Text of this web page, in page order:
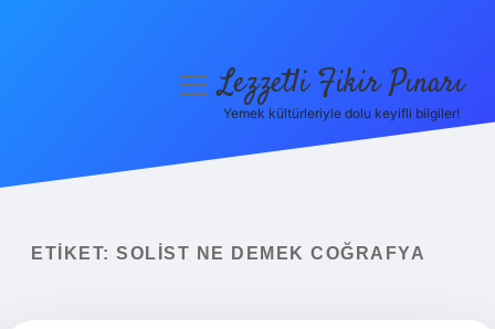
Yasal Uyarı
menüyüLezzetli Fikir Pınarı
Yemek kültürleriyle dolu keyifli bilgiler!
ETIKET: SOLIST NE DEMEK COĞRAFYA